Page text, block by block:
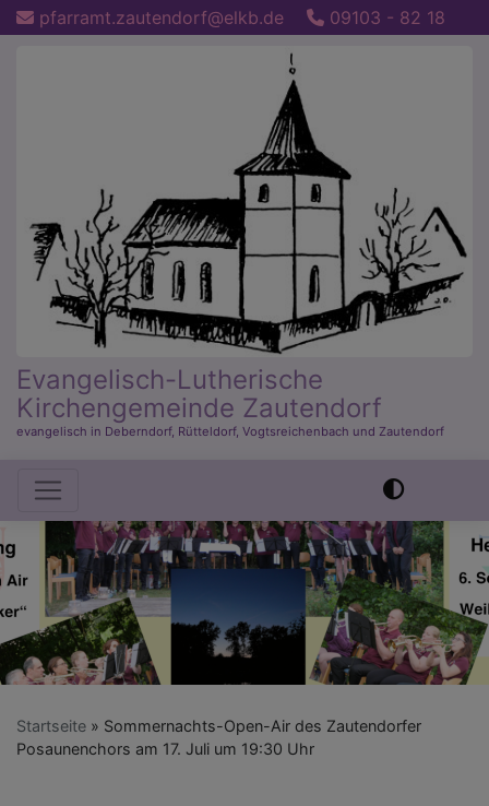
Direkt
zum
pfarramt.zautendorf@elkb.de 09103 - 82 18
Evangelisch-Lutherische
Kirchengemeinde Zautendorf
evangelisch in Deberndorf, Rütteldorf, Vogtsreichenbach und Zautendorf
Hauptnavigation
Startseite
Sommernachts-Open-Air des Zautendorfer
Posaunenchors am 17. Juli um 19:30 Uhr